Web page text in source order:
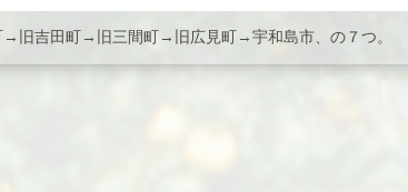
旧吉田町→旧三間町→旧広見町→宇和島市、の７つ。